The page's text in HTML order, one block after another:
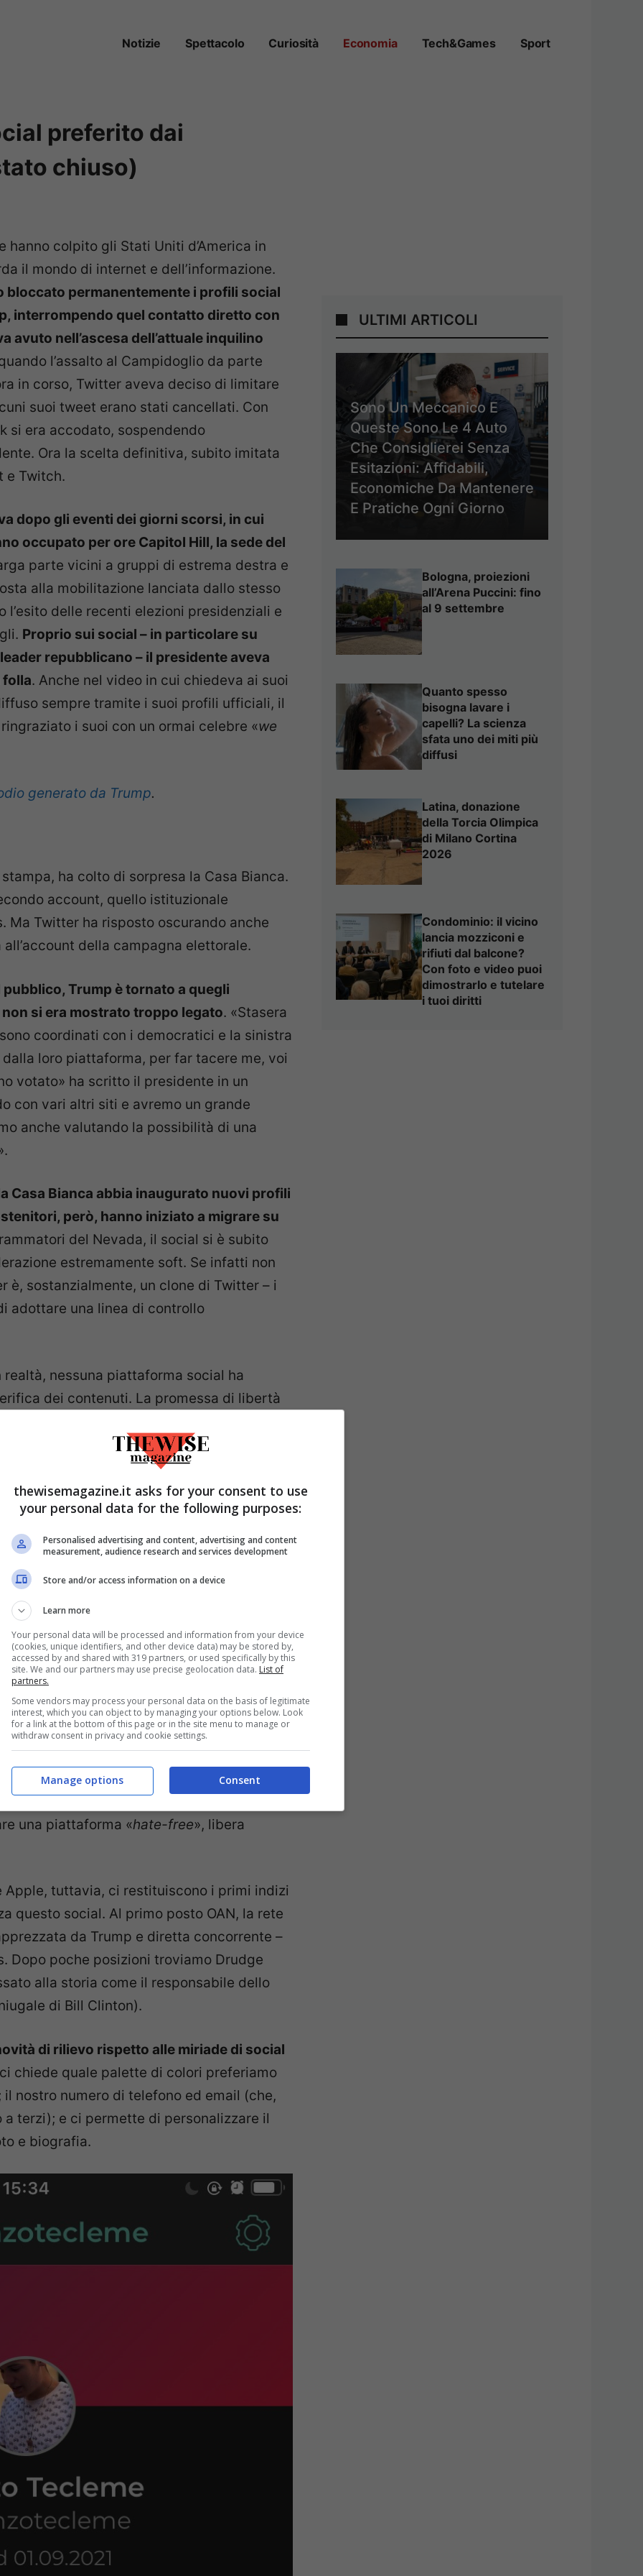
Notizie Spettacolo Curiosità Economia Tech&Games Sport
preferito dai
chiuso)
colpito gli Stati Uniti d’America in
il mondo di internet e dell’informazione.
bloccato permanentemente i profili social
interrompendo quel contatto diretto con
avuto nell’ascesa dell’attuale inquilino
l’assalto al Campidoglio da parte
in corso, Twitter aveva deciso di limitare
suoi tweet erano stati cancellati. Con
si era accodato, sospendendo
Ora la scelta definitiva, subito imitata
e Twitch.
dopo gli eventi dei giorni scorsi, in cui
occupato per ore Capitol Hill, la sede del
parte vicini a gruppi di estrema destra e
alla mobilitazione lanciata dallo stesso
l’esito delle recenti elezioni presidenziali e
Proprio sui social – in particolare su
repubblicano – il presidente aveva
folla. Anche nel video in cui chiedeva ai suoi
sempre tramite i suoi profili ufficiali, il
i suoi con un ormai celebre «we
generato da Trump.
ha colto di sorpresa la Casa Bianca.
account, quello istituzionale
Ma Twitter ha risposto oscurando anche
della campagna elettorale.
Trump è tornato a quegli
si era mostrato troppo legato. «Stasera
coordinati con i democratici e la sinistra
loro piattaforma, per far tacere me, voi
votato» ha scritto il presidente in un
con vari altri siti e avremo un grande
anche valutando la possibilità di una
Casa Bianca abbia inaugurato nuovi profili
però, hanno iniziato a migrare su
del Nevada, il social si è subito
estremamente soft. Se infatti non
è, sostanzialmente, un clone di Twitter – i
adottare una linea di controllo
nessuna piattaforma social ha
dei contenuti. La promessa di libertà
destra statunitense.
Rudy Giuliani, il deputato
anti-immigrazione Laura Loomer e
settimana che Parler ha raggiunto il
base repubblicana auspicano che lo
il sito web dell’app non ha niente di
Silicon Valley. La grafica è pulita e
quelli di Instagram, le parole che si
«fiducia», «privacy».
religione, opinioni politiche, scelte
stesso modo sulle nostre linee guida»
aggiunge anche un ironico «eccetto per
una piattaforma «hate-free», libera
tuttavia, ci restituiscono i primi indizi
questo social. Al primo posto OAN, la rete
da Trump e diretta concorrente –
Dopo poche posizioni troviamo Drudge
alla storia come il responsabile dello
di Bill Clinton).
di rilievo rispetto alle miriade di social
chiede quale palette di colori preferiamo
nostro numero di telefono ed email (che,
terzi); e ci permette di personalizzare il
e biografia.
ULTIMI ARTICOLI
Sono Un Meccanico E
Queste Sono Le 4 Auto
Che Consiglierei Senza
Esitazioni: Affidabili,
Economiche Da Mantenere
E Pratiche Ogni Giorno
Bologna, proiezioni
all’Arena Puccini: fino
al 9 settembre
Quanto spesso
bisogna lavare i
capelli? La scienza
sfata uno dei miti più
diffusi
Latina, donazione
della Torcia Olimpica
di Milano Cortina
2026
Condominio: il vicino
lancia mozziconi e
rifiuti dal balcone?
Con foto e video puoi
dimostrarlo e tutelare
i tuoi diritti
thewisemagazine.it asks for your consent to use
your personal data for the following purposes:
Personalised advertising and content, advertising and content
measurement, audience research and services development
Store and/or access information on a device
Learn more
Your personal data will be processed and information from your device
(cookies, unique identifiers, and other device data) may be stored by,
accessed by and shared with 319 partners, or used specifically by this
site. We and our partners may use precise geolocation data. List of
partners.
Some vendors may process your personal data on the basis of legitimate
interest, which you can object to by managing your options below. Look
for a link at the bottom of this page or in the site menu to manage or
withdraw consent in privacy and cookie settings.
Consent
Manage options